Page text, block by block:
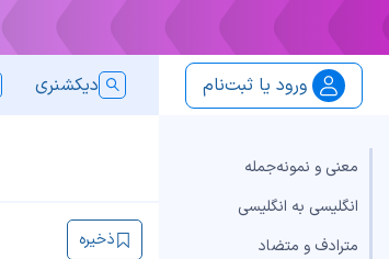
ورود یا ثبت‌نام دیکشنری
معنی و نمونه‌جمله
انگلیسی به انگلیسی
مترادف و متضاد
ذخیره